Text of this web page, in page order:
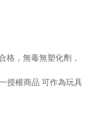
格，無毒無塑化劑，
授權商品 可作為玩具